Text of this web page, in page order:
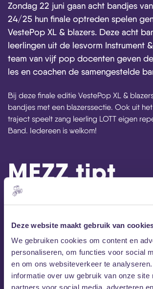
Deze website maakt gebruik van
We gebruiken cookies om content en
personaliseren, om functies voor social
en om ons websiteverkeer te
informatie over uw gebruik van onze site
Zondag 22 juni gaan acht bandjes
24/25 hun finale optreden spelen
VestePop XL & blazers. Deze acht
leerlingen uit de lesvorm Instrument
team van vijf pop docenten geven
les en coachen de samengestelde
Bij deze finale editie VestePop XL &
bandjes met een blazerssectie. Ook uit
traject speelt zang leerling LOTT eigen
Band. Iedereen is welkom!
MEZZ tipt